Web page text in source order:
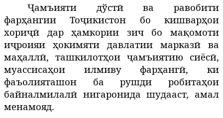
Ҷамъияти дўстӣ ва равобити
фарҳангии Тоҷикистон бо кишварҳои
хориҷӣ дар ҳамкории зич бо мақомоти
иҷроияи ҳокимяти давлатии марказӣ ва
маҳаллӣ, ташкилотҳои ҷамъиятию сиёсӣ,
муассисаҳои илмиву фарҳангӣ, ки
фаъолияташон ба рушди робитаҳои
байналмилалӣ нигаронида шудааст, амал
менамояд.